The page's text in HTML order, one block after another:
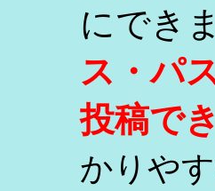
にでき
ス・パ
投稿で
かりや